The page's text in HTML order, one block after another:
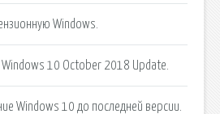
Windows.
10 October 2018 Update.
Windows 10 до последней версии.